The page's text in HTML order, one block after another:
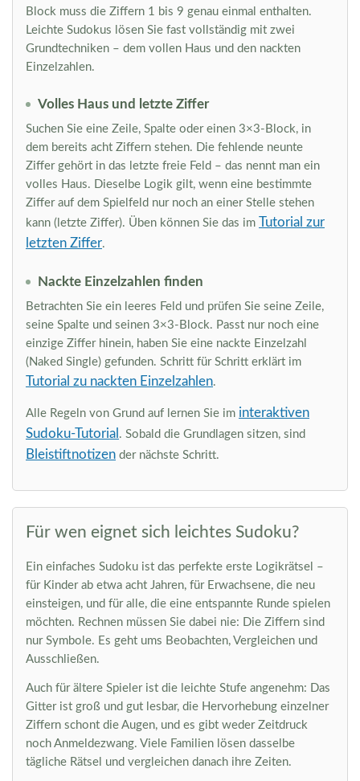
Block muss die Ziffern 1 bis 9 genau einmal enthalten.
Leichte Sudokus lösen Sie fast vollständig mit zwei
Grundtechniken – dem vollen Haus und den nackten
Einzelzahlen.
Volles Haus und letzte Ziffer
Suchen Sie eine Zeile, Spalte oder einen 3×3-Block, in
dem bereits acht Ziffern stehen. Die fehlende neunte
Ziffer gehört in das letzte freie Feld – das nennt man ein
volles Haus. Dieselbe Logik gilt, wenn eine bestimmte
Ziffer auf dem Spielfeld nur noch an einer Stelle stehen
kann (letzte Ziffer). Üben können Sie das im Tutorial zur
letzten Ziffer.
Nackte Einzelzahlen finden
Betrachten Sie ein leeres Feld und prüfen Sie seine Zeile,
seine Spalte und seinen 3×3-Block. Passt nur noch eine
einzige Ziffer hinein, haben Sie eine nackte Einzelzahl
(Naked Single) gefunden. Schritt für Schritt erklärt im
Tutorial zu nackten Einzelzahlen.
Alle Regeln von Grund auf lernen Sie im interaktiven
Sudoku-Tutorial . Sobald die Grundlagen sitzen, sind
Bleistiftnotizen der nächste Schritt.
Für wen eignet sich leichtes Sudoku?
Ein einfaches Sudoku ist das perfekte erste Logikrätsel –
für Kinder ab etwa acht Jahren, für Erwachsene, die neu
einsteigen, und für alle, die eine entspannte Runde spielen
möchten. Rechnen müssen Sie dabei nie: Die Ziffern sind
nur Symbole. Es geht ums Beobachten, Vergleichen und
Ausschließen.
Auch für ältere Spieler ist die leichte Stufe angenehm: Das
Gitter ist groß und gut lesbar, die Hervorhebung einzelner
Ziffern schont die Augen, und es gibt weder Zeitdruck
noch Anmeldezwang. Viele Familien lösen dasselbe
tägliche Rätsel und vergleichen danach ihre Zeiten.